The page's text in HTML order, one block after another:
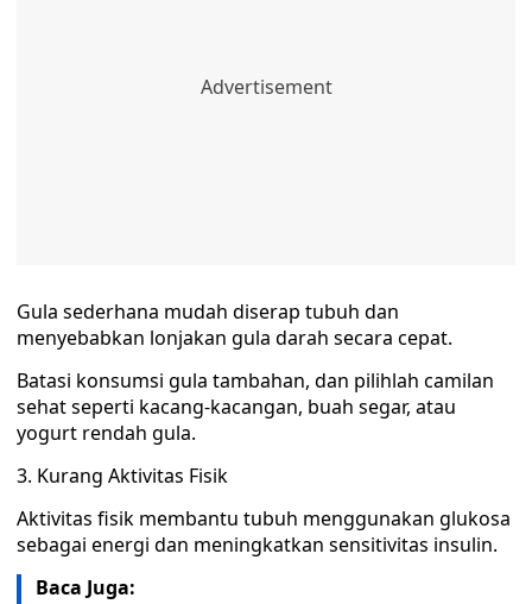
Gula sederhana mudah diserap tubuh dan
menyebabkan lonjakan gula darah secara cepat.
Batasi konsumsi gula tambahan, dan pilihlah camilan
sehat seperti kacang-kacangan, buah segar, atau
yogurt rendah gula.
3. Kurang Aktivitas Fisik
Aktivitas fisik membantu tubuh menggunakan glukosa
sebagai energi dan meningkatkan sensitivitas insulin.
Baca Juga: